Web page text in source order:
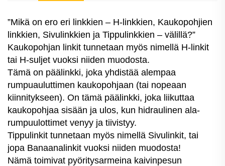
”Mikä on ero eri linkkien – H-linkkien, Kaukopohjien
linkkien, Sivulinkkien ja Tippulinkkien – välillä?”
Kaukopohjan linkit tunnetaan myös nimellä H-linkit
tai H-suljet vuoksi niiden muodosta.
Tämä on päälinkki, joka yhdistää alempaa
rumpuauluttimen kaukopohjaan (tai nopeaan
kiinnitykseen). On tämä päälinkki, joka liikuttaa
kaukopohjaa sisään ja ulos, kun hidraulinen ala-
rumpuulottimet venyy ja tiivistyy.
Tippulinkit tunnetaan myös nimellä Sivulinkit, tai
jopa Banaanalinkit vuoksi niiden muodosta!
Nämä toimivat pyöritysarmeina kaivinpesun